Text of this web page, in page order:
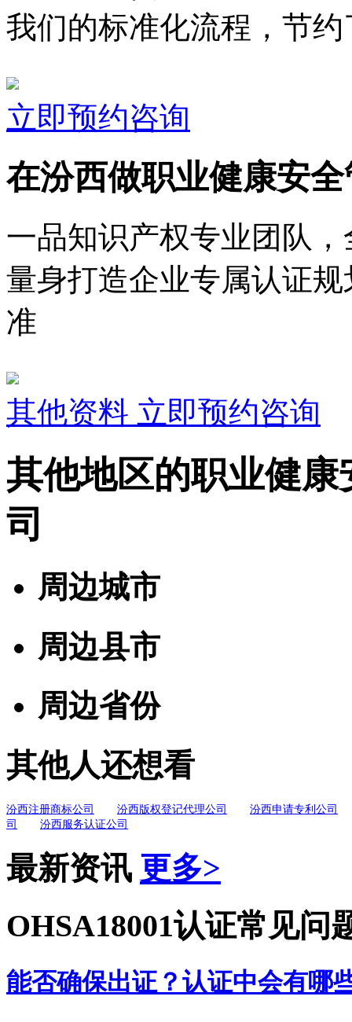
我们的标准化流程，节
立即预约咨询
在汾西做职业健康安
一品知识产权专业团队
量身打造企业专属认证
准
其他资料 立即预约咨询
其他地区的职业健
司
周边城市
周边县市
周边省份
其他人还想看
汾西注册商标公司 汾西版权登记代理公司
汾西申请专利公司
司
汾西服务认证公司
最新资讯 更多>
OHSA18001认证常见问
能否确保出证？认证中会有哪